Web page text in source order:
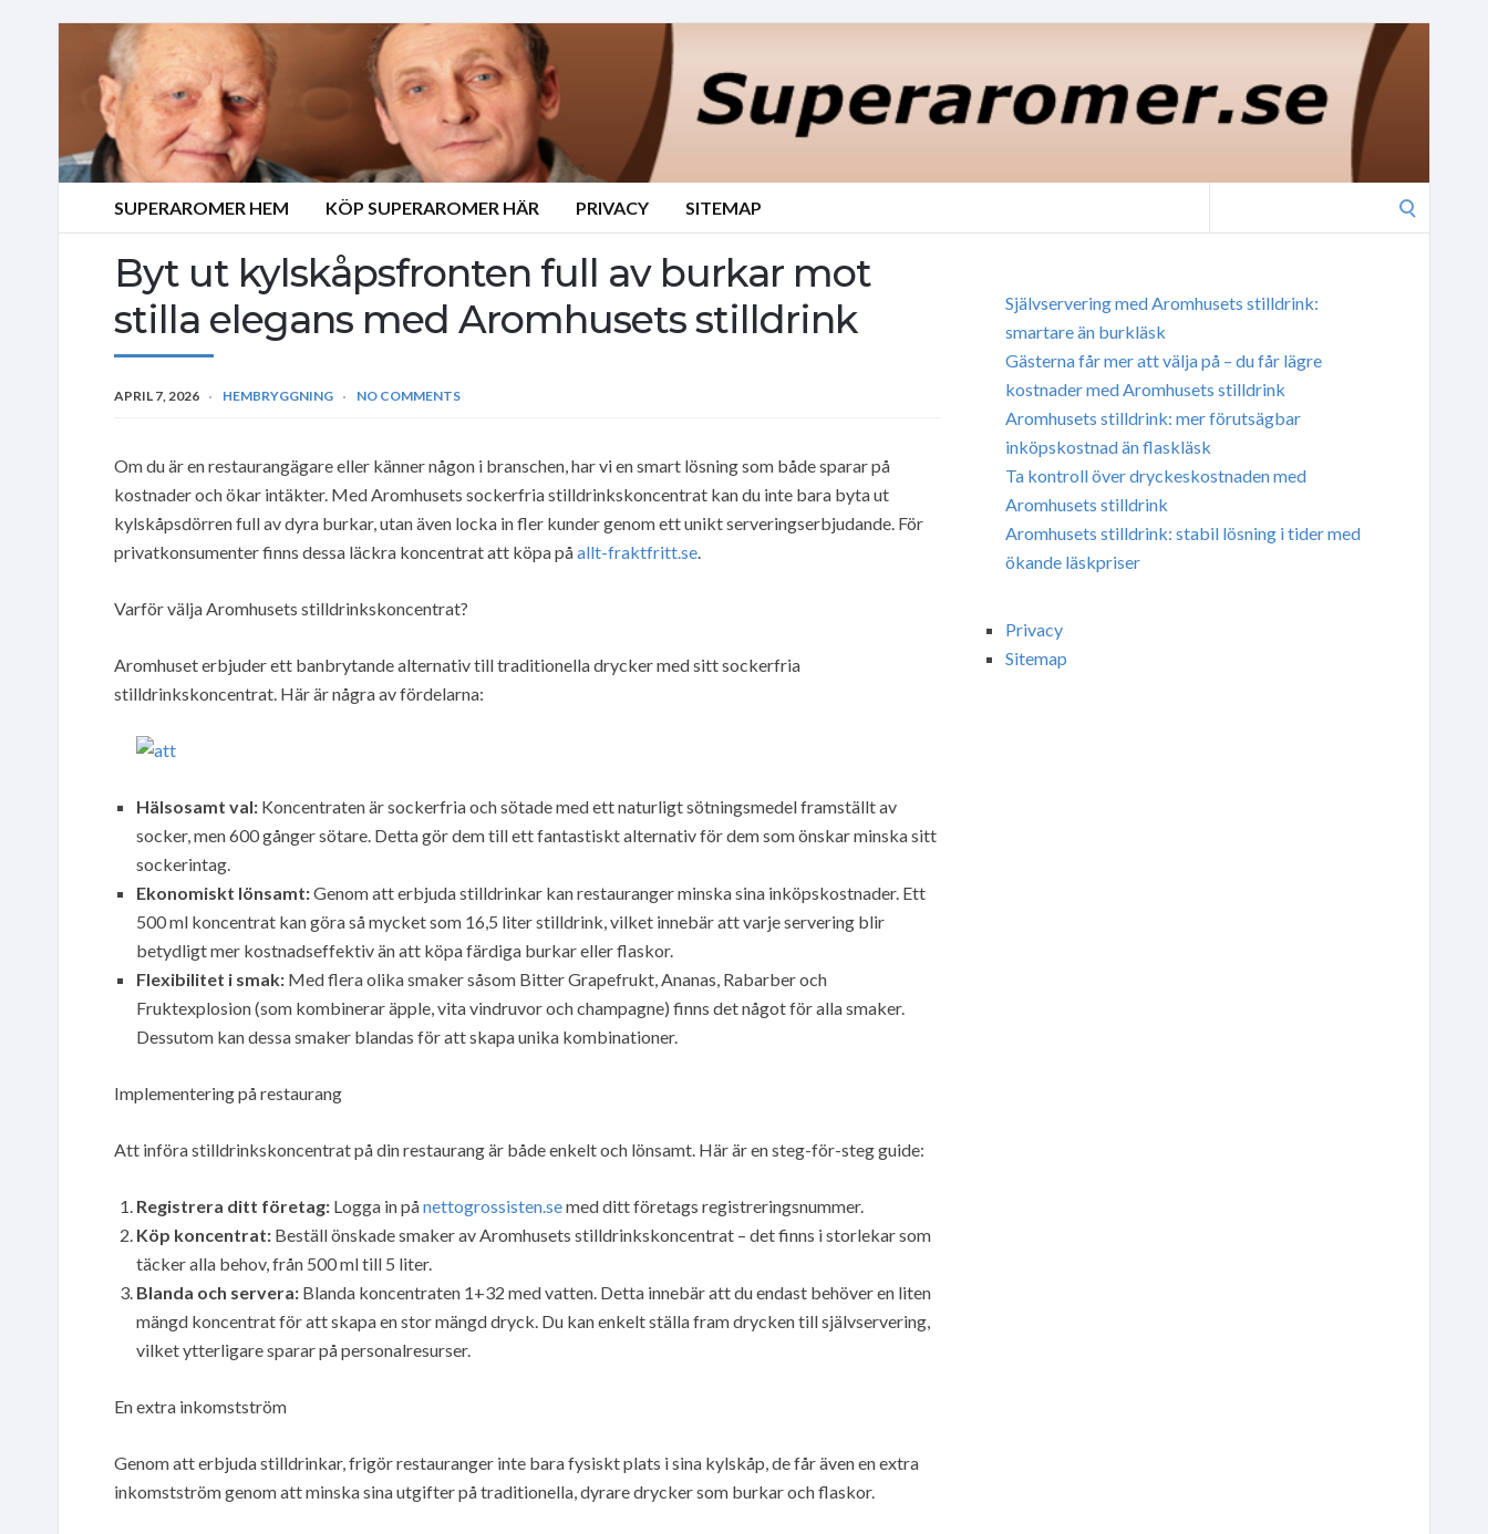
SUPERAROMER HEM KÖP SUPERAROMER HÄR PRIVACY SITEMAP
Byt ut kylskåpsfronten full av burkar mot
stilla elegans med Aromhusets stilldrink
APRIL 7, 2026 HEMBRYGGNING NO COMMENTS
Om du är en restaurangägare eller känner någon i branschen, har vi en smart lösning som både sparar på
kostnader och ökar intäkter. Med Aromhusets sockerfria stilldrinkskoncentrat kan du inte bara byta ut
kylskåpsdörren full av dyra burkar, utan även locka in fler kunder genom ett unikt serveringserbjudande. För
privatkonsumenter finns dessa läckra koncentrat att köpa påallt-fraktfritt.se.
Varför välja Aromhusets stilldrinkskoncentrat?
Aromhuset erbjuder ett banbrytande alternativ till traditionella drycker med sitt sockerfria
stilldrinkskoncentrat. Här är några av fördelarna:
Hälsosamt val: Koncentraten är sockerfria och sötade med ett naturligt sötningsmedel framställt av
socker, men 600 gånger sötare. Detta gör dem till ett fantastiskt alternativ för dem som önskar minska sitt
sockerintag.
Ekonomiskt lönsamt:Genom att erbjuda stilldrinkar kan restauranger minska sina inköpskostnader. Ett
500 ml koncentrat kan göra så mycket som 16,5 liter stilldrink, vilket innebär att varje servering blir
betydligt mer kostnadseffektiv än att köpa färdiga burkar eller flaskor.
Flexibilitet i smak: Med flera olika smaker såsom Bitter Grapefrukt, Ananas, Rabarber och
Fruktexplosion (som kombinerar äpple, vita vindruvor och champagne) finns det något för alla smaker.
Dessutom kan dessa smaker blandas för att skapa unika kombinationer.
Implementering på restaurang
Att införa stilldrinkskoncentrat på din restaurang är både enkelt och lönsamt. Här är en steg-för-steg guide:
Registrera ditt företag: Logga in pånettogrossisten.semed ditt företags registreringsnummer.
Köp koncentrat: Beställ önskade smaker av Aromhusets stilldrinkskoncentrat – det finns i storlekar som
täcker alla behov, från 500 ml till 5 liter.
Blanda och servera: Blanda koncentraten 1+32 med vatten. Detta innebär att du endast behöver en liten
mängd koncentrat för att skapa en stor mängd dryck. Du kan enkelt ställa fram drycken till självservering,
vilket ytterligare sparar på personalresurser.
En extra inkomstström
Genom att erbjuda stilldrinkar, frigör restauranger inte bara fysiskt plats i sina kylskåp, de får även en extra
inkomstström genom att minska sina utgifter på traditionella, dyrare drycker som burkar och flaskor.
Självservering med Aromhusets stilldrink:
smartare än burkläsk
Gästerna får mer att välja på – du får lägre
kostnader med Aromhusets stilldrink
Aromhusets stilldrink: mer förutsägbar
inköpskostnad än flaskläsk
Ta kontroll över dryckeskostnaden med
Aromhusets stilldrink
Aromhusets stilldrink: stabil lösning i tider med
ökande läskpriser
Privacy
Sitemap